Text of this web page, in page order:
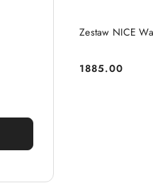
Zestaw NICE
Cena:
1885.00